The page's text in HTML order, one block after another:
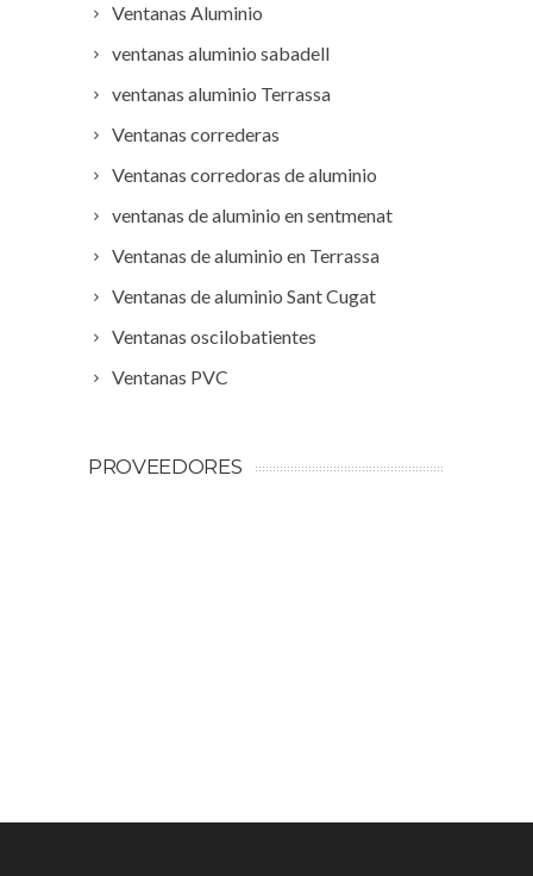
Ventanas Aluminio
ventanas aluminio sabadell
ventanas aluminio Terrassa
Ventanas correderas
Ventanas corredoras de aluminio
ventanas de aluminio en sentmenat
Ventanas de aluminio en Terrassa
Ventanas de aluminio Sant Cugat
Ventanas oscilobatientes
Ventanas PVC
PROVEEDORES